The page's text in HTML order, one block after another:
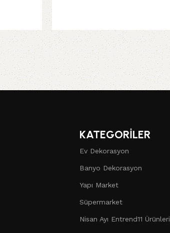
KATEGORİLER
Ev Dekorasyon
Banyo Dekorasyon
Yapı Market
Süpermarket
Nisan Ayı Entrend11 Ürünleri